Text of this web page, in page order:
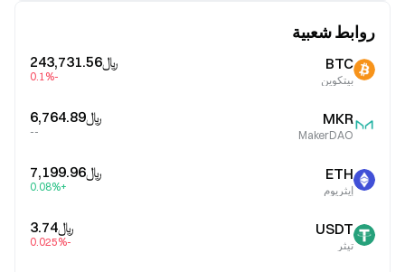
روابط شعبية
BTC
بيتكوين
﷼‎243,731.56
-0.1%
MKR
MakerDAO
﷼‎6,764.89
--
ETH
إيثريوم
﷼‎7,199.96
+0.08%
USDT
تيثر
﷼‎3.74
-0.025%